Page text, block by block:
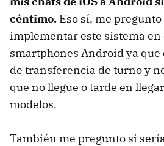
céntimo. Eso sí, me pregunto
implementar este sistema en
smartphones Android ya que
de transferencia de turno y
que no llegue o tarde en
modelos.
También me pregunto si